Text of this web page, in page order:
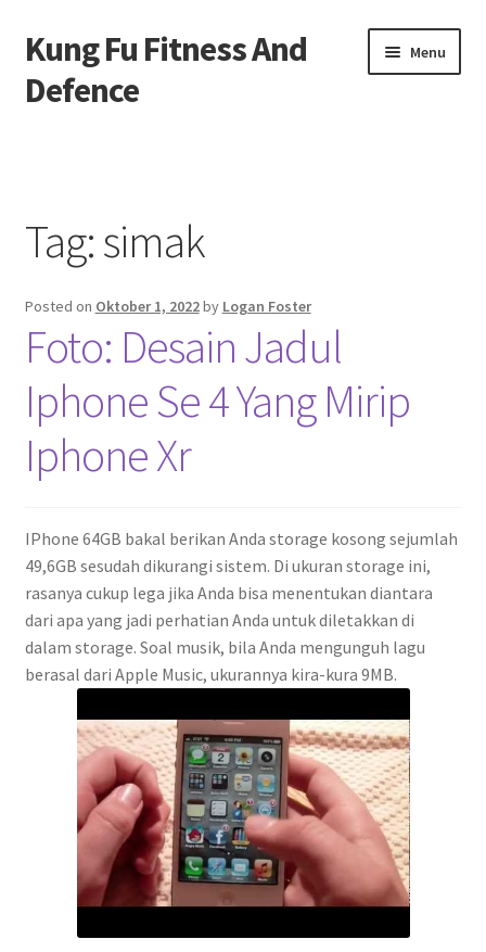
Skip
to
navigation
Skip
to
content
Kung Fu Fitness And
Defence
Menu
Contact us
Privacy Policy
Tag:simak
Posted on Oktober 1, 2022by Logan Foster
Foto: Desain Jadul
Iphone Se 4 Yang Mirip
Iphone Xr
IPhone 64GB bakal berikan Anda storage kosong sejumlah
49,6GB sesudah dikurangi sistem. Di ukuran storage ini,
rasanya cukup lega jika Anda bisa menentukan diantara
dari apa yang jadi perhatian Anda untuk diletakkan di
dalam storage. Soal musik, bila Anda mengunguh lagu
berasal dari Apple Music, ukurannya kira-kura 9MB.